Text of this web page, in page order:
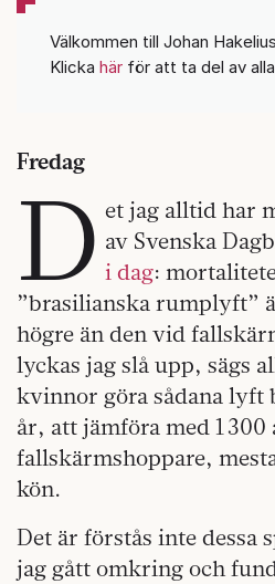
Välkommen till Johan
Klicka här för att ta del av
Fredag
D et jag alltid har
av Svenska
i dag:
”brasilianska rumplyft”
högre än den vid
lyckas jag slå upp, sägs
kvinnor göra sådana lyft
år, att jämföra med 1
fallskärmshoppare,
kön.
Det är förstås inte dessa
jag gått omkring och